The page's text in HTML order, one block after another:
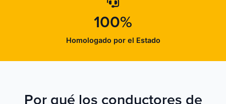
100%
Homologado por el Estado
Por qué los conductores de